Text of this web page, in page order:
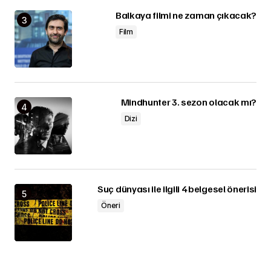
Balkaya filmi ne zaman çıkacak?
Film
Mindhunter 3. sezon olacak mı?
Dizi
Suç dünyası ile ilgili 4 belgesel önerisi
Öneri